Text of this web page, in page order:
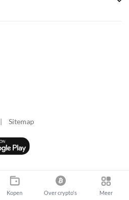
| Sitemap
Kopen Over crypto's Meer